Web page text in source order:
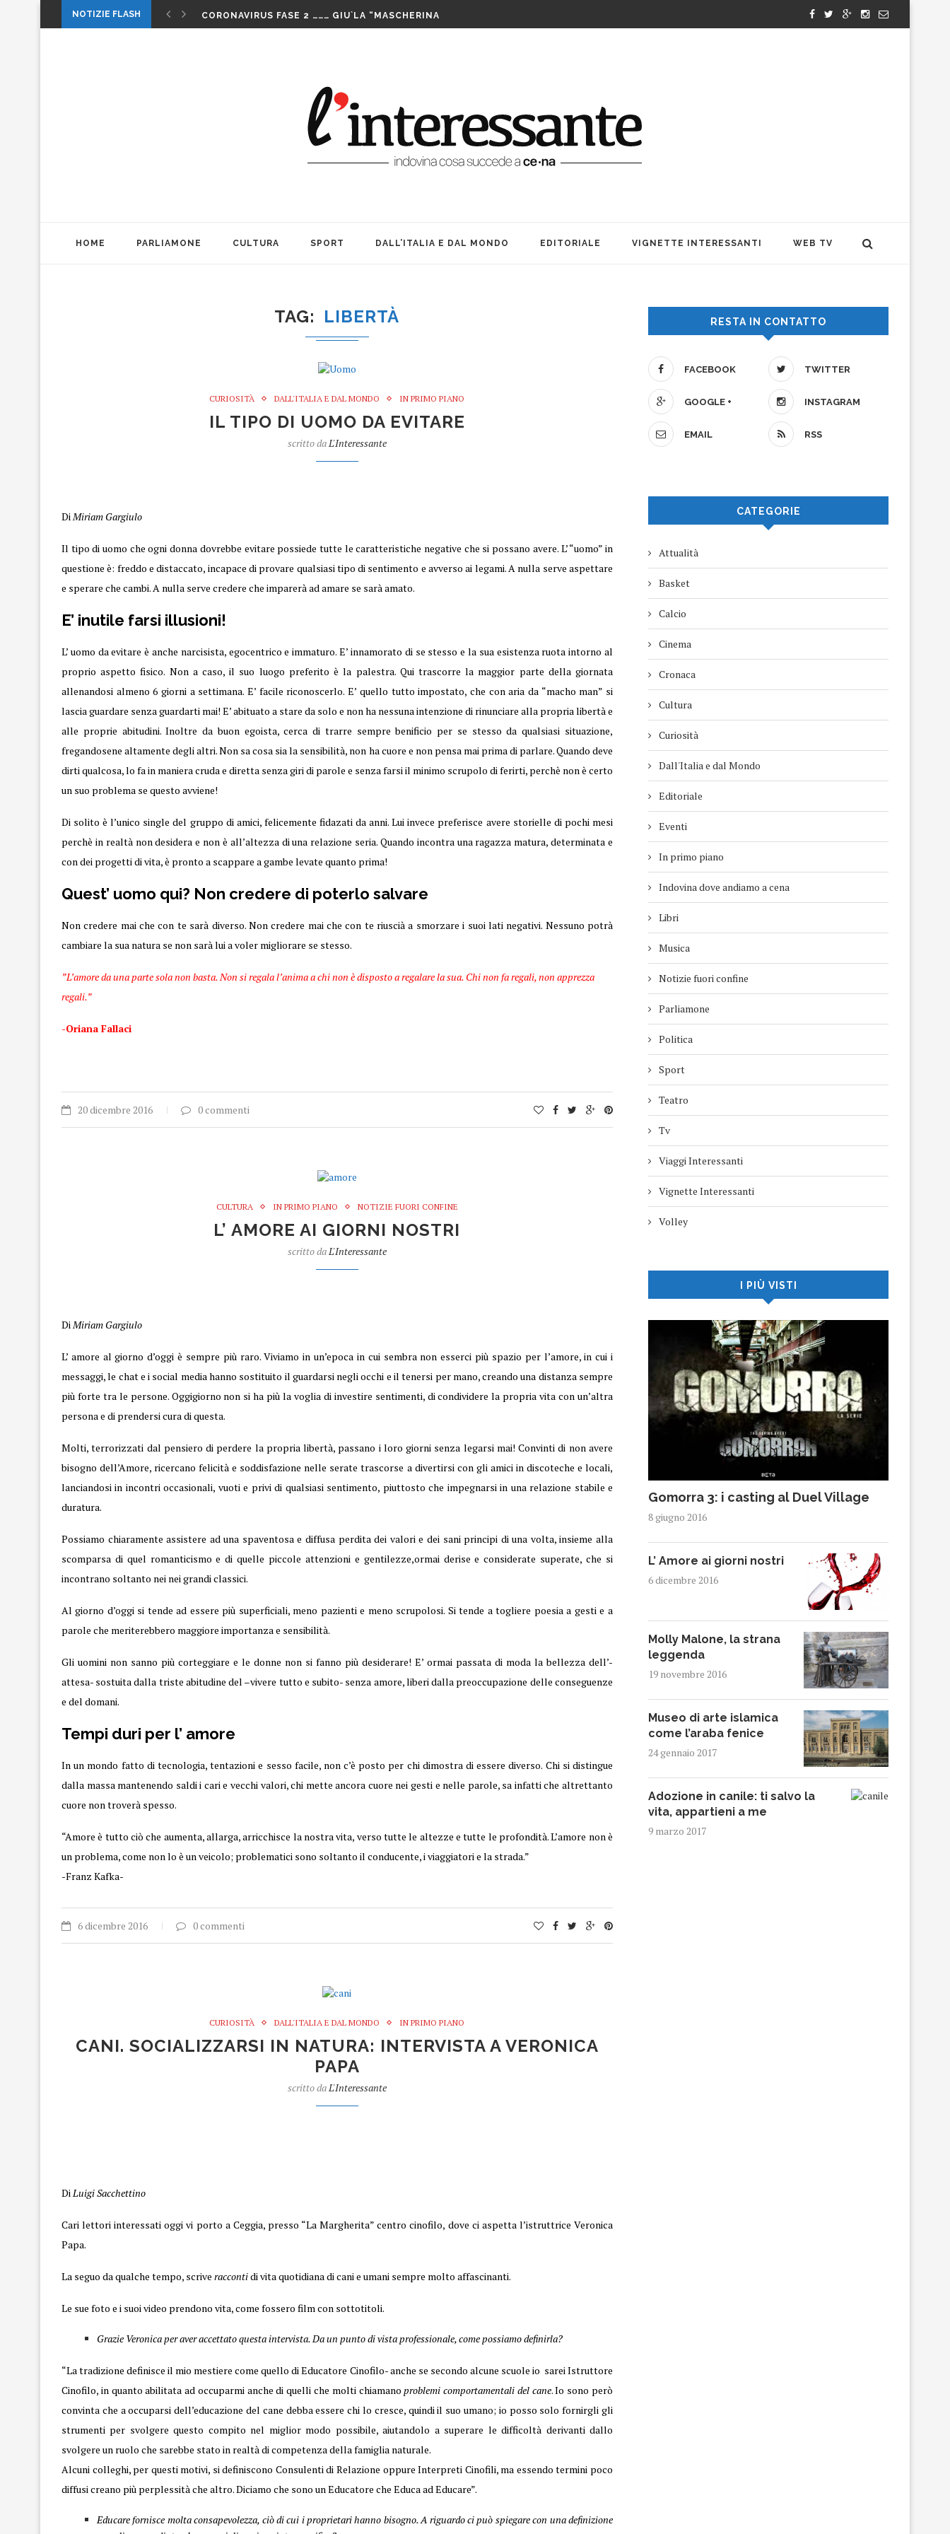
NOTIZIE FLASH
CORONAVIRUS FASE 2 ……… GIU`LA “MASCHERINA
LA MUSICA DELLA GATTA CENERENTOLA COME PASS PER...
DA CONSUMARCI PREFERIBILMENTE DOPO MORTI: OFFICINA TEATRO INCANTA...
VALERIO BIANCHINI E LE SUE … BOMBE. AMARCORD...
CASO WEINSTEIN. DITE ALLE DONNE CHE NON SIAMO...
THE ALIENS AD OFFICINA TEATRO: VITA, AMICIZIA ED...
1 MAGGIO: FESTA O…. LUTTO. UNA FESTA BEN...
HOME PARLIAMONE CULTURA SPORT DALL’ITALIA E DAL MONDO EDITORIALE VIGNETTE INTERESSANTI WEB TV
TAG LIBERTÀ
CURIOSITÀ DALL'ITALIA E DAL MONDO IN PRIMO PIANO
IL TIPO DI UOMO DA EVITARE
scritto daL'Interessante
DiMiriam Gargiulo
Il tipo di uomo che ogni donna dovrebbe evitare possiede tutte le caratteristiche negative che si possano avere. L’ “uomo” in
questione è: freddo e distaccato, incapace di provare qualsiasi tipo di sentimento e avverso ai legami. A nulla serve aspettare
e sperare che cambi. A nulla serve credere che imparerà ad amare se sarà amato.
E’ inutile farsi illusioni!
L’ uomo da evitare è anche narcisista, egocentrico e immaturo. E’ innamorato di se stesso e la sua esistenza ruota intorno al
proprio aspetto fisico. Non a caso, il suo luogo preferito è la palestra. Qui trascorre la maggior parte della giornata
allenandosi almeno 6 giorni a settimana. E’ facile riconoscerlo. E’ quello tutto impostato, che con aria da “macho man” si
lascia guardare senza guardarti mai! E’ abituato a stare da solo e non ha nessuna intenzione di rinunciare alla propria libertà e
alle proprie abitudini. Inoltre da buon egoista, cerca di trarre sempre benificio per se stesso da qualsiasi situazione,
fregandosene altamente degli altri. Non sa cosa sia la sensibilità, non ha cuore e non pensa mai prima di parlare. Quando deve
dirti qualcosa, lo fa in maniera cruda e diretta senza giri di parole e senza farsi il minimo scrupolo di ferirti, perchè non è certo
un suo problema se questo avviene!
Di solito è l’unico single del gruppo di amici, felicemente fidazati da anni. Lui invece preferisce avere storielle di pochi mesi
perchè in realtà non desidera e non è all’altezza di una relazione seria. Quando incontra una ragazza matura, determinata e
con dei progetti di vita, è pronto a scappare a gambe levate quanto prima!
Quest’ uomo qui? Non credere di poterlo salvare
Non credere mai che con te sarà diverso. Non credere mai che con te riuscià a smorzare i suoi lati negativi. Nessuno potrà
cambiare la sua natura se non sarà lui a voler migliorare se stesso.
”L’amore da una parte sola non basta. Non si regala l’anima a chi non è disposto a regalare la sua. Chi non fa regali, non apprezza
regali.”
-Oriana Fallaci
20 dicembre 2016 0 commenti
CULTURA IN PRIMO PIANO NOTIZIE FUORI CONFINE
L’ AMORE AI GIORNI NOSTRI
scritto daL'Interessante
DiMiriam Gargiulo
L’ amore al giorno d’oggi è sempre più raro. Viviamo in un’epoca in cui sembra non esserci più spazio per l’amore, in cui i
messaggi, le chat e i social media hanno sostituito il guardarsi negli occhi e il tenersi per mano, creando una distanza sempre
più forte tra le persone. Oggigiorno non si ha più la voglia di investire sentimenti, di condividere la propria vita con un’altra
persona e di prendersi cura di questa.
Molti, terrorizzati dal pensiero di perdere la propria libertà, passano i loro giorni senza legarsi mai! Convinti di non avere
bisogno dell’Amore, ricercano felicità e soddisfazione nelle serate trascorse a divertirsi con gli amici in discoteche e locali,
lanciandosi in incontri occasionali, vuoti e privi di qualsiasi sentimento, piuttosto che impegnarsi in una relazione stabile e
duratura.
Possiamo chiaramente assistere ad una spaventosa e diffusa perdita dei valori e dei sani principi di una volta, insieme alla
scomparsa di quel romanticismo e di quelle piccole attenzioni e gentilezze,ormai derise e considerate superate, che si
incontrano soltanto nei nei grandi classici.
Al giorno d’oggi si tende ad essere più superficiali, meno pazienti e meno scrupolosi. Si tende a togliere poesia a gesti e a
parole che meriterebbero maggiore importanza e sensibilità.
Gli uomini non sanno più corteggiare e le donne non si fanno più desiderare! E’ ormai passata di moda la bellezza dell’-
attesa- sostuita dalla triste abitudine del –vivere tutto e subito- senza amore, liberi dalla preoccupazione delle conseguenze
e del domani.
Tempi duri per l’ amore
In un mondo fatto di tecnologia, tentazioni e sesso facile, non c’è posto per chi dimostra di essere diverso. Chi si distingue
dalla massa mantenendo saldi i cari e vecchi valori, chi mette ancora cuore nei gesti e nelle parole, sa infatti che altrettanto
cuore non troverà spesso.
“Amore è tutto ciò che aumenta, allarga, arricchisce la nostra vita, verso tutte le altezze e tutte le profondità. L’amore non è
un problema, come non lo è un veicolo; problematici sono soltanto il conducente, i viaggiatori e la strada.”
-Franz Kafka-
6 dicembre 2016 0 commenti
CURIOSITÀ DALL'ITALIA E DAL MONDO IN PRIMO PIANO
CANI. SOCIALIZZARSI IN NATURA: INTERVISTA A VERONICA
PAPA
scritto daL'Interessante
DiLuigi Sacchettino
Cari lettoriinteressati oggi vi porto a Ceggia, presso “La Margherita” centro cinofilo, dove ci aspetta l’istruttrice Veronica
Papa.
La seguo da qualche tempo, scrive raccontidi vita quotidiana di cani e umani sempre molto affascinanti.
Le sue foto e i suoi video prendono vita, come fossero film con sottotitoli.
Grazie Veronica per aver accettato questa intervista. Da un punto di vista professionale, come possiamo definirla?
“La tradizione definisce il mio mestiere come quello di Educatore Cinofilo- anche se secondo alcune scuole io sarei Istruttore
Cinofilo, in quanto abilitata ad occuparmi anche di quelli che molti chiamanoproblemi comportamentali del cane. Io sono però
convinta che a occuparsi dell’educazione del cane debba essere chi lo cresce, quindi il suo umano; io posso solo fornirgli gli
strumenti per svolgere questo compito nel miglior modo possibile, aiutandolo a superare le difficoltà derivanti dallo
svolgere un ruolo che sarebbe stato in realtà di competenza della famiglia naturale.
Alcuni colleghi, per questi motivi, si definiscono Consulenti di Relazione oppure Interpreti Cinofili, ma essendo termini poco
diffusi creano più perplessità che altro. Diciamo che sono un Educatore che Educa ad Educare”.
Educare fornisce molta consapevolezza, ciò di cui i proprietari hanno bisogno. A riguardo ci può spiegare con una definizione
RESTA IN CONTATTO
FACEBOOK TWITTER
GOOGLE + INSTAGRAM
EMAIL RSS
CATEGORIE
Attualità
Basket
Calcio
Cinema
Cronaca
Cultura
Curiosità
Dall'Italia e dal Mondo
Editoriale
Eventi
In primo piano
Indovina dove andiamo a cena
Libri
Musica
Notizie fuori confine
Parliamone
Politica
Sport
Teatro
Tv
Viaggi Interessanti
Vignette Interessanti
Volley
I PIÙ VISTI
Gomorra 3: i casting al Duel Village
8 giugno 2016
L’ Amore ai giorni nostri
6 dicembre 2016
Molly Malone, la strana
leggenda
19 novembre 2016
Museo di arte islamica
come l’araba fenice
24 gennaio 2017
Adozione in canile: ti salvo la
vita, appartieni a me
9 marzo 2017